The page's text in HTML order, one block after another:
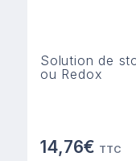
Solution de
ou Redox
14,76€ TTC